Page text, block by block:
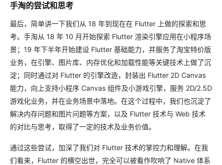
手淘的尝试和思考
最后，简单讲一下我们从 18 年到现在在 Flutter 上做的探索和思
考。手淘从 18 年 10 月开始探索 Flutter 渲染引擎应用在小程序场
景；19 年下半年开始建设 Flutter 基础能力，并服务了淘宝特价版
业务，在引擎、图片库、内存优化和加载性能等关键技术上做了沉
淀；同时通过对 Flutter 的引擎改造，封装出 Flutter 2D Canvas
能力，向上支持小程序 Canvas 组件及小游戏引擎，服务 2D/2.5D
游戏化业务，并在业务场景中落地。在这个过程中，我们也沉淀了
解决内存问题和图片问题等方案，以及 Flutter 技术与 Web 技术
的对比与思考，取得了一定的技术及业务价值。
通过这些尝试，加深了我们对 Flutter 技术的掌控力和理解。在我
们看来，Flutter 的横空出世，完全可以被看作吹响了 Native 体系